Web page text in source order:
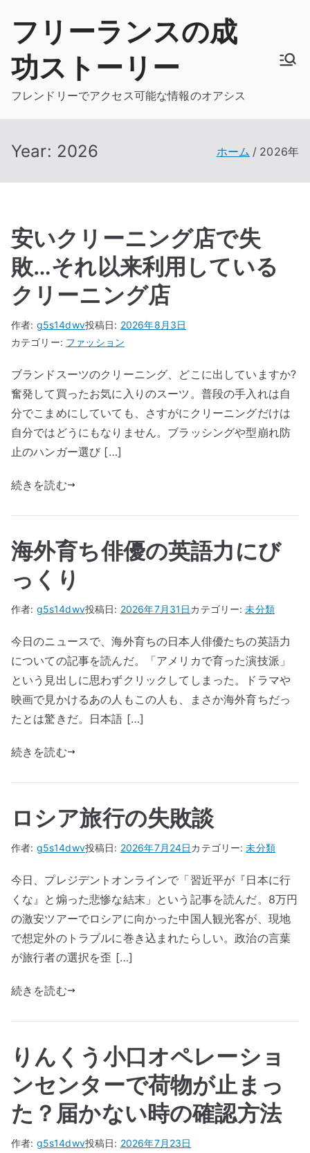
フリーランスの成
功ストーリー
フレンドリーでアクセス可能な情報のオアシス
Year: 2026 ホーム 2026年
安いクリーニング店で失
敗…それ以来利用している
クリーニング店
作者: g5s14dwv投稿日: 2026年8月3日
カテゴリー: ファッション
ブランドスーツのクリーニング、どこに出していますか?
奮発して買ったお気に入りのスーツ。普段の手入れは自
分でこまめにしていても、さすがにクリーニングだけは
自分ではどうにもなりません。ブラッシングや型崩れ防
止のハンガー選び […]
続きを読む
海外育ち俳優の英語力にび
っくり
作者: g5s14dwv投稿日: 2026年7月31日カテゴリー:未分類
今日のニュースで、海外育ちの日本人俳優たちの英語力
についての記事を読んだ。「アメリカで育った演技派」
という見出しに思わずクリックしてしまった。ドラマや
映画で見かけるあの人もこの人も、まさか海外育ちだっ
たとは驚きだ。日本語 […]
続きを読む
ロシア旅行の失敗談
作者: g5s14dwv投稿日: 2026年7月24日カテゴリー:未分類
今日、プレジデントオンラインで「習近平が『日本に行
くな』と煽った悲惨な結末」という記事を読んだ。8万円
の激安ツアーでロシアに向かった中国人観光客が、現地
で想定外のトラブルに巻き込まれたらしい。政治の言葉
が旅行者の選択を歪 […]
続きを読む
りんくう小口オペレーショ
ンセンターで荷物が止まっ
た？届かない時の確認方法
作者: g5s14dwv投稿日: 2026年7月23日